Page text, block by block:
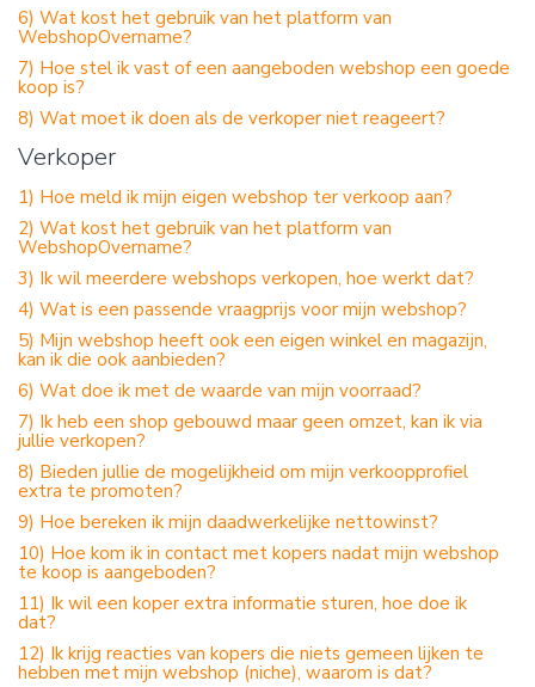
6) Wat kost het gebruik van het platform van
WebshopOvername?
7) Hoe stel ik vast of een aangeboden webshop een goede
koop is?
8) Wat moet ik doen als de verkoper niet reageert?
Verkoper
1) Hoe meld ik mijn eigen webshop ter verkoop aan?
2) Wat kost het gebruik van het platform van
WebshopOvername?
3) Ik wil meerdere webshops verkopen, hoe werkt dat?
4) Wat is een passende vraagprijs voor mijn webshop?
5) Mijn webshop heeft ook een eigen winkel en magazijn,
kan ik die ook aanbieden?
6) Wat doe ik met de waarde van mijn voorraad?
7) Ik heb een shop gebouwd maar geen omzet, kan ik via
jullie verkopen?
8) Bieden jullie de mogelijkheid om mijn verkoopprofiel
extra te promoten?
9) Hoe bereken ik mijn daadwerkelijke nettowinst?
10) Hoe kom ik in contact met kopers nadat mijn webshop
te koop is aangeboden?
11) Ik wil een koper extra informatie sturen, hoe doe ik
dat?
12) Ik krijg reacties van kopers die niets gemeen lijken te
hebben met mijn webshop (niche), waarom is dat?